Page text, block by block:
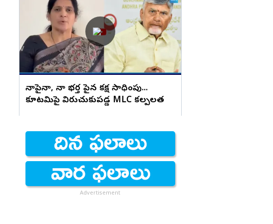
నాపైనా, నా భర్త పైన కక్ష సాధింపు...
కూటమిపై విరుచుకుపడ్డ MLC కల్పలత
Advertisement